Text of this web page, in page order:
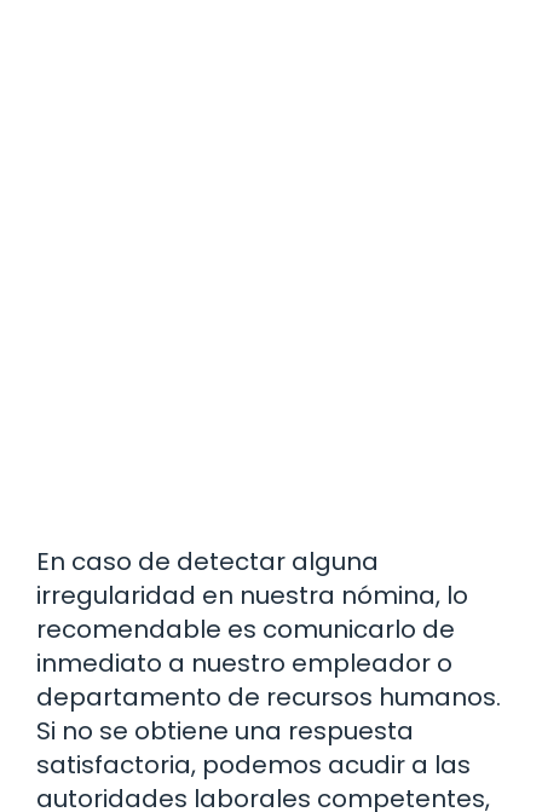
En caso de detectar alguna
irregularidad en nuestra nómina, lo
recomendable es comunicarlo de
inmediato a nuestro empleador o
departamento de recursos humanos.
Si no se obtiene una respuesta
satisfactoria, podemos acudir a las
autoridades laborales competentes,